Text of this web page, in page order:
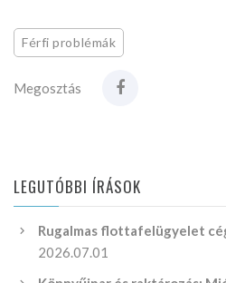
Férfi problémák
Megosztás
LEGUTÓBBI ÍRÁSOK
Rugalmas flottafelügyelet
2026.07.01